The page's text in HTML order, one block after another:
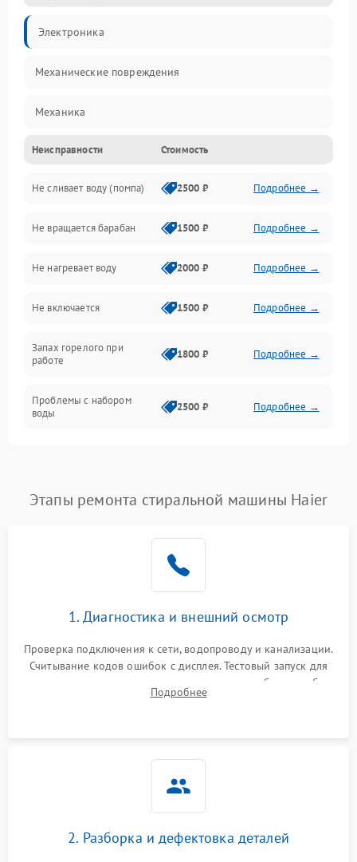
Электроника
Механические повреждения
Механика
Электропитание
Водоснабжение
Слив
Программное обеспечение
Неисправности Стоимость
Не сливает воду (помпа) 2500 ₽ Подробнее →
Не вращается барабан 1500 ₽ Подробнее →
Не нагревает воду 2000 ₽ Подробнее →
Не включается 1500 ₽ Подробнее →
Запах горелого при
работе
1800 ₽ Подробнее →
Проблемы с набором
воды
2500 ₽ Подробнее →
Замена платы управления Подробнее →
Этапы ремонта стиральной машины Haier
1. Диагностика и внешний осмотр
Проверка подключения к сети, водопроводу и канализации.
Считывание кодов ошибок с дисплея. Тестовый запуск для
выявления посторонних шумов, протечек или сбоев в работе
электронного модуля управления.
Подробнее
2. Разборка и дефектовка деталей